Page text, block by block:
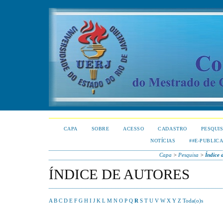
CAPA SOBRE ACESSO CADASTRO
NOTÍCIAS ##E-
Capa > Pesquisa > Índice
ÍNDICE DE AUTORES
A B C D E F G H I J K L M N O P Q R S T U V W X Y Z Toda(o)s